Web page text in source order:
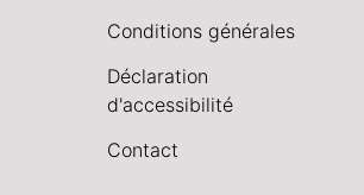
Conditions générales
Déclaration
d'accessibilité
Contact